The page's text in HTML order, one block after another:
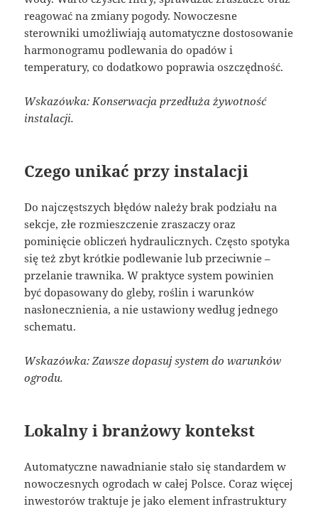
reagować na zmiany pogody. Nowoczesne
sterowniki umożliwiają automatyczne dostosowanie
harmonogramu podlewania do opadów i
temperatury, co dodatkowo poprawia oszczędność.
Wskazówka: Konserwacja przedłuża żywotność
instalacji.
Czego unikać przy instalacji
Do najczęstszych błędów należy brak podziału na
sekcje, złe rozmieszczenie zraszaczy oraz
pominięcie obliczeń hydraulicznych. Często spotyka
się też zbyt krótkie podlewanie lub przeciwnie –
przelanie trawnika. W praktyce system powinien
być dopasowany do gleby, roślin i warunków
nasłonecznienia, a nie ustawiony według jednego
schematu.
Wskazówka: Zawsze dopasuj system do warunków
ogrodu.
Lokalny i branżowy kontekst
Automatyczne nawadnianie stało się standardem w
nowoczesnych ogrodach w całej Polsce. Coraz więcej
inwestorów traktuje je jako element infrastruktury